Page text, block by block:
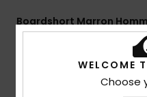
Boardshort Marron
Caractéristiques
WELCOME
Choose